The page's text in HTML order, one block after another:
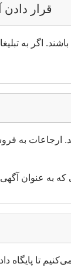
قرار
اگر به
ارجاعات به
تا پایگاه